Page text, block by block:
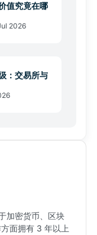
值究竟在哪
2026
：交易所与
加密货币、区块
面拥有 3 年以上